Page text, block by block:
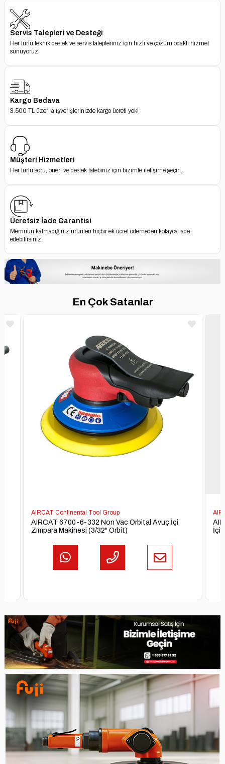
Servis Talepleri ve Desteği
Her türlü teknik destek ve servis talepleriniz için hızlı ve çözüm odaklı hizmet
sunuyoruz.
Kargo Bedava
3.500 TL üzeri alışverişlerinizde kargo ücreti yok!
Müşteri Hizmetleri
Her türlü soru, öneri ve destek talebiniz için bizimle iletişime geçin.
Ücretsiz İade Garantisi
Memnun kalmadığınız ürünleri hiçbir ek ücret ödemeden kolayca iade
edebilirsiniz.
En Çok Satanlar
AIRCAT Continental Tool Group
AIRCAT 6700-6-332 Non Vac Orbital Avuç İçi
Zımpara Makinesi (3/32" Orbit)
İçi